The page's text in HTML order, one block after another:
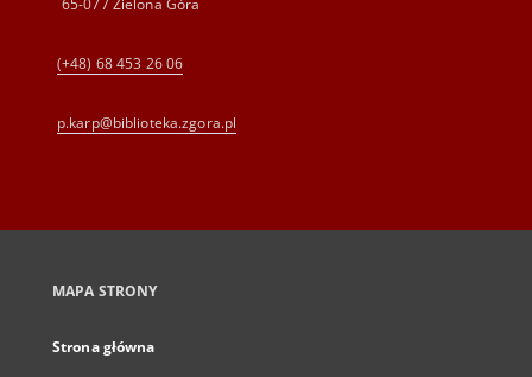
65-077 Zielona Góra
(+48) 68 453 26 06
p.karp@biblioteka.zgora.pl
MAPA STRONY
Strona główna